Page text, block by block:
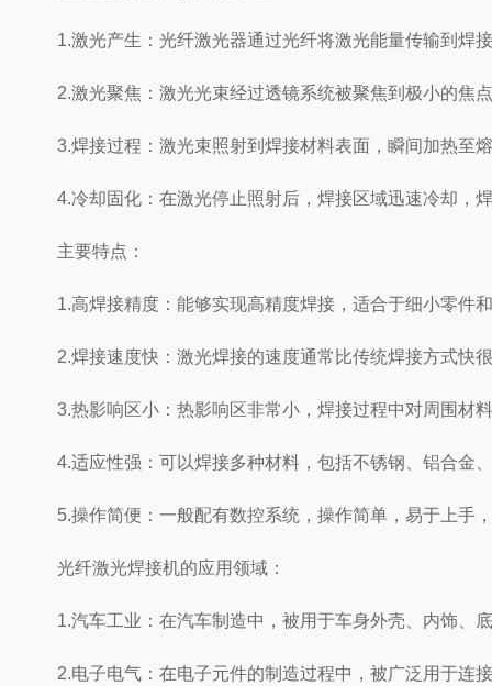
1.激光产生：光纤激光器通过光纤将激光能量传输到焊
2.激光聚焦：激光光束经过透镜系统被聚焦到极小的焦
3.焊接过程：激光束照射到焊接材料表面，瞬间加热至
4.冷却固化：在激光停止照射后，焊接区域迅速冷却，
主要特点：
1.高焊接精度：能够实现高精度焊接，适合于细小零件
2.焊接速度快：激光焊接的速度通常比传统焊接方式快
3.热影响区小：热影响区非常小，焊接过程中对周围材
4.适应性强：可以焊接多种材料，包括不锈钢、铝合金
5.操作简便：一般配有数控系统，操作简单，易于上手
光纤激光焊接机的应用领域：
1.汽车工业：在汽车制造中，被用于车身外壳、内饰、
2.电子电气：在电子元件的制造过程中，被广泛用于连